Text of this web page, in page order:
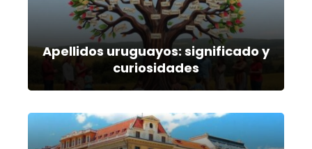
Apellidos uruguayos: significado y
curiosidades